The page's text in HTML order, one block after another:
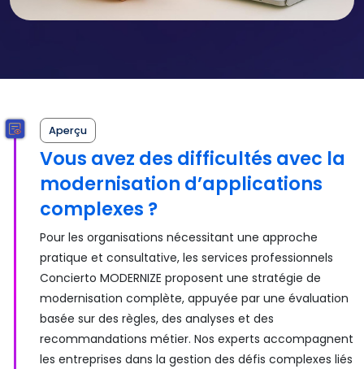
Aperçu
Vous avez des difficultés avec la
modernisation d’applications
complexes ?
Pour les organisations nécessitant une approche
pratique et consultative, les services professionnels
Concierto MODERNIZE proposent une stratégie de
modernisation complète, appuyée par une évaluation
basée sur des règles, des analyses et des
recommandations métier. Nos experts accompagnent
les entreprises dans la gestion des défis complexes liés